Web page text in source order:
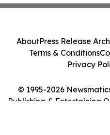
© 1995-2026
Publishing & Entertaining
AboutPress Release
Terms & Conditions
Privacy